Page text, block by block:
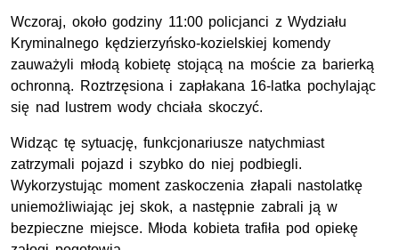
Wczoraj, około godziny 11:00 policjanci z Wydziału
Kryminalnego kędzierzyńsko-kozielskiej komendy
zauważyli młodą kobietę stojącą na moście za barierką
ochronną. Roztrzęsiona i zapłakana 16-latka pochylając
się nad lustrem wody chciała skoczyć.
Widząc tę sytuację, funkcjonariusze natychmiast
zatrzymali pojazd i szybko do niej podbiegli.
Wykorzystując moment zaskoczenia złapali nastolatkę
uniemożliwiając jej skok, a następnie zabrali ją w
bezpieczne miejsce. Młoda kobieta trafiła pod opiekę